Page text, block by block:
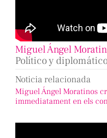
Miguel Ángel
Político y
Noticia relacionada
Miguel Ángel Moratinos
immediatament en els